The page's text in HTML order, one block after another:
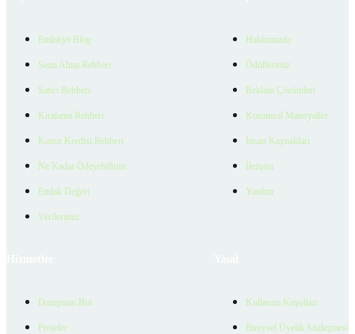
Emlakjet Blog
Satın Alma Rehberi
Satıcı Rehberi
Kiralama Rehberi
Konut Kredisi Rehberi
Ne Kadar Ödeyebilirim
Emlak Değeri
Verilerimiz
Hakkımızda
Ödüllerimiz
Reklam Çözümleri
Kurumsal Materyaller
İnsan Kaynakları
İletişim
Yardım
Danışman Bul
Projeler
Kullanım Koşulları
Bireysel Üyelik Sözleşmesi